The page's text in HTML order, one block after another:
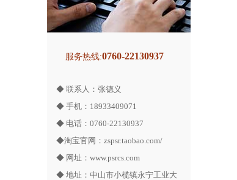
服务热线:0760-22130937
◆ 联系人：张德义
◆ 手机：18933409071
◆ 电话：0760-22130937
◆淘宝官网： zspsr.taobao.com/
◆ 网址： www.psrcs.com
◆ 地址：中山市小榄镇永宁工业大